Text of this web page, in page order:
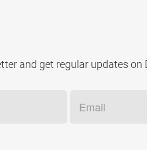
and get regular updates